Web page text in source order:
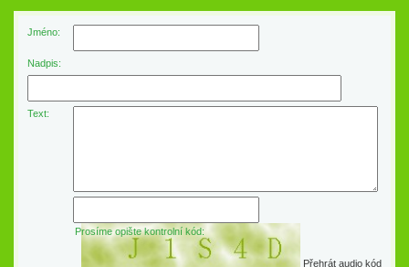
Jméno:
Nadpis:
Text:
Prosíme opište kontrolní kód:
Přehrát audio kód